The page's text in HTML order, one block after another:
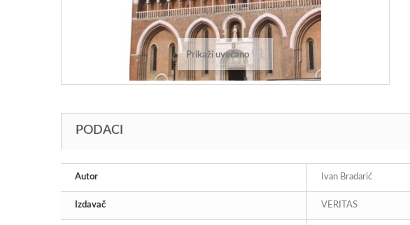
Prikaži uvećano
PODACI
Autor Ivan Bradarić
Izdavač VERITAS